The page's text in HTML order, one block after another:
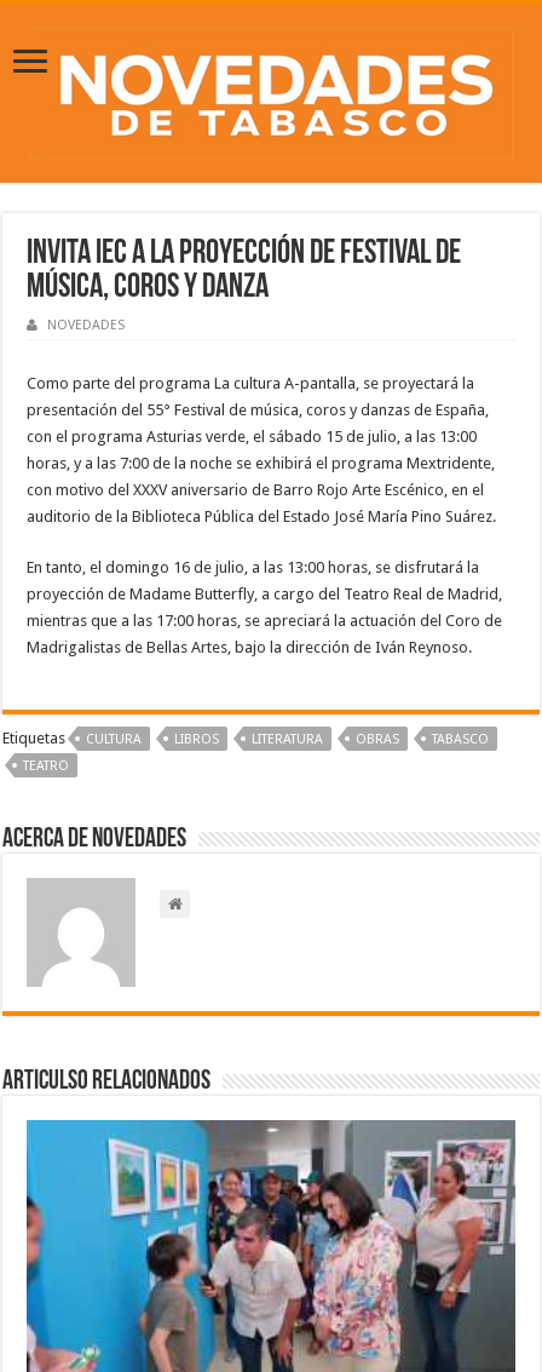
Invita IEC a la proyección de festival de
música, coros y danza
NOVEDADES
Como parte del programa La cultura A-pantalla, se proyectará la
presentación del 55° Festival de música, coros y danzas de España,
con el programa Asturias verde, el sábado 15 de julio, a las 13:00
horas, y a las 7:00 de la noche se exhibirá el programa Mextridente,
con motivo del XXXV aniversario de Barro Rojo Arte Escénico, en el
auditorio de la Biblioteca Pública del Estado José María Pino Suárez.
En tanto, el domingo 16 de julio, a las 13:00 horas, se disfrutará la
proyección de Madame Butterfly, a cargo del Teatro Real de Madrid,
mientras que a las 17:00 horas, se apreciará la actuación del Coro de
Madrigalistas de Bellas Artes, bajo la dirección de Iván Reynoso.
Etiquetas CULTURA LIBROS LITERATURA OBRAS
TABASCO
TEATRO
Acerca de NOVEDADES
Articulso Relacionados